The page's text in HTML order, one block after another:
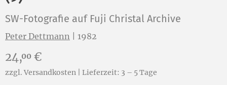
SW-Fotografie auf Fuji Christal Archive
Peter Dettmann 1982
Preis:
24,00 €
zzgl. Versandkosten | Lieferzeit: 3 – 5 Tage